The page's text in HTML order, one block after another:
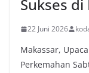
Sukses di
22 Juni 2026
Makassar,
Perkemahan